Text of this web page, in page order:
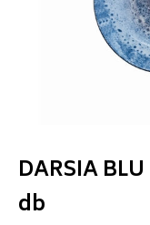
DARSIA
db